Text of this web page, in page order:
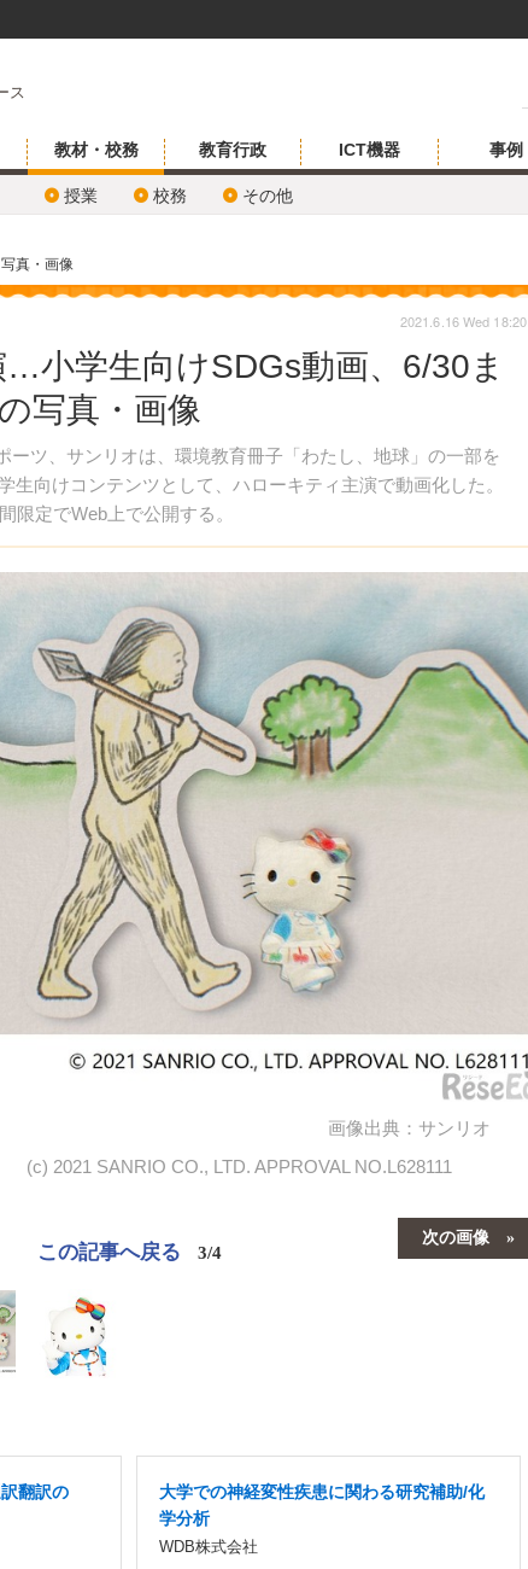
ス
教材・校務
授業 校務 その他
教育行政 ICT機器 事例
写真・画像
小学生向けSDGs動画、6/30ま
写真・画像
ツ、サンリオは、環境教育冊子「わたし、地球」の一部を
生向けコンテンツとして、ハローキティ主演で動画化した。
限定でWeb上で公開する。
2021.6.16 Wed 18:20
画像出典：サンリオ
(c) 2021 SANRIO CO., LTD. APPROVAL NO.L628111
次の画像
この記事へ戻る 3/4
翻訳の
大学での神経変性疾患に関わる研究補助/化
学分析
WDB株式会社